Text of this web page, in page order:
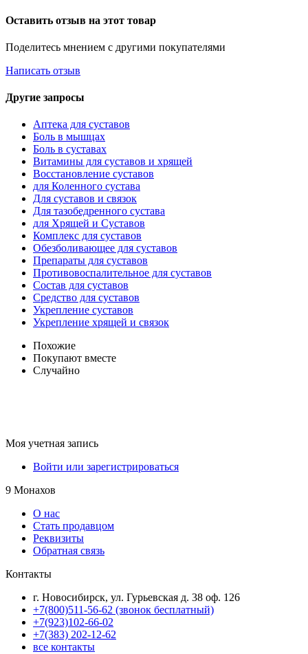
Оставить отзыв на этот товар
Поделитесь мнением с другими покупателями
Написать отзыв
Другие запросы
Аптека для суставов
Боль в мышцах
Боль в суставах
Витамины для суставов и хрящей
Восстановление суставов
для Коленного сустава
Для суставов и связок
Для тазобедренного сустава
для Хрящей и Суставов
Комплекс для суставов
Обезболивающее для суставов
Препараты для суставов
Противовоспалительное для суставов
Состав для суставов
Средство для суставов
Укрепление суставов
Укрепление хрящей и связок
Похожие
Покупают вместе
Случайно
Моя учетная запись
Войти или зарегистрироваться
9 Монахов
О нас
Стать продавцом
Реквизиты
Обратная связь
Контакты
г. Новосибирск, ул. Гурьевская д. 38 оф. 126
+7(800)511-56-62 (звонок бесплатный)
+7(923)102-66-02
+7(383) 202-12-62
все контакты